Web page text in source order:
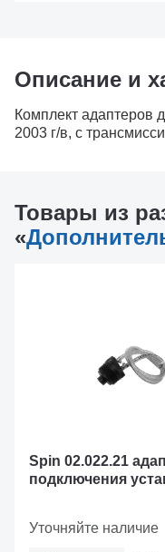
Описание и
Комплект адаптеров
2003 г/в, с
Товары из
«
Spin 02.022.21
подключения
Уточняйте наличие